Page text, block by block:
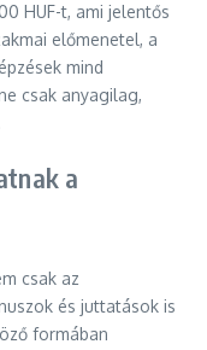
HUF-t, ami jelentős
előmenetel, a
mind
csak anyagilag,
a
csak az
és juttatások is
formában